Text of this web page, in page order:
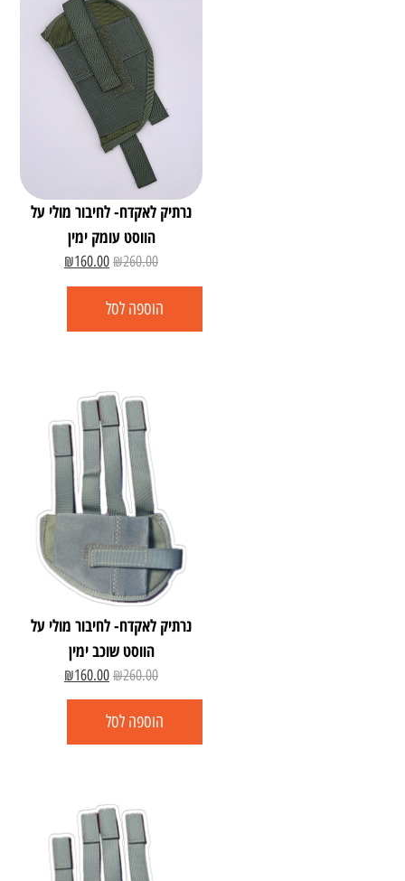
נרתיק לאקדח- לחיבור מולי על
הווסט עומק ימין
₪260.00
₪160.00
הוספה לסל
נרתיק לאקדח- לחיבור מולי על
הווסט שוכב ימין
₪260.00
₪160.00
הוספה לסל